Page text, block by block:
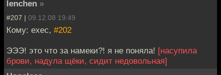
lenchen »
#207 | 09.12.08 19:49
Кому: exec, #202
ЭЭЭ! это что за намеки?! я не поняла! [насупила
брови, надула щёки, сидит недовольная]